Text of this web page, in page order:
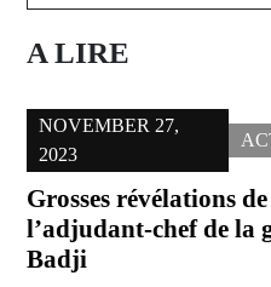
A LIRE
NOVEMBER 27,
2023
Grosses révélations
l’adjudant-chef de la
Badji